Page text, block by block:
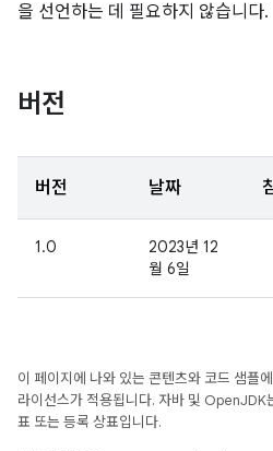
을 선언하는 데 필요하지 않습니다.
버전
버전 날짜
1.0
2023년 12
월 6일
이 페이지에 나와 있는 콘텐츠와 코드 샘플
라이선스가 적용됩니다. 자바 및
표 또는 등록 상표입니다.